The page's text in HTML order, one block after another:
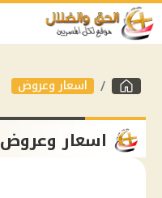
اسعار وعروض
اسعار وعروض